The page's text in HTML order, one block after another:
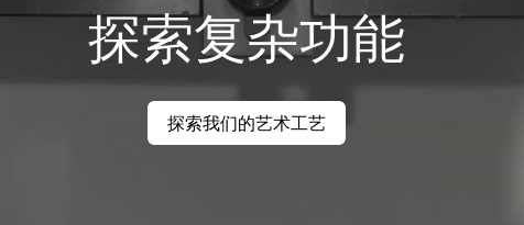
探索复杂功能
探索我们的艺术工艺